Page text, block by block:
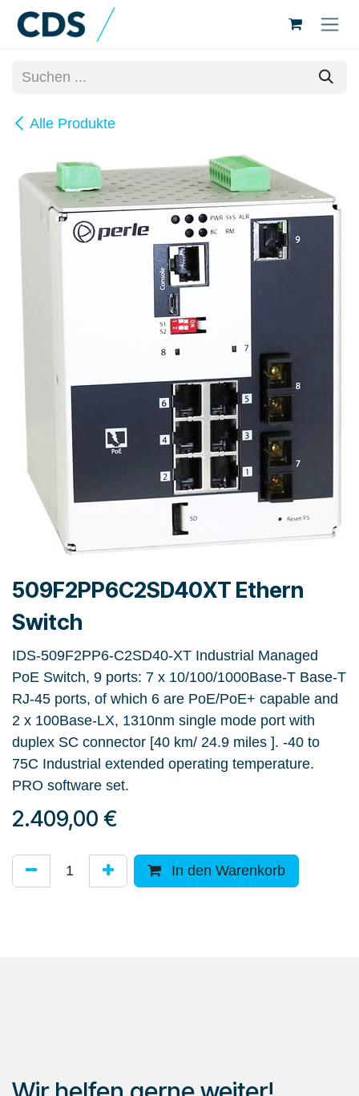
Zum Inhalt springen
Alle Produkte
509F2PP6C2SD40XT Ethern
Switch
IDS-509F2PP6-C2SD40-XT Industrial Managed
PoE Switch, 9 ports: 7 x 10/100/1000Base-T Base-T
RJ-45 ports, of which 6 are PoE/PoE+ capable and
2 x 100Base-LX, 1310nm single mode port with
duplex SC connector [40 km/ 24.9 miles ]. -40 to
75C Industrial extended operating temperature.
PRO software set.
2.409,00 €
In den Warenkorb